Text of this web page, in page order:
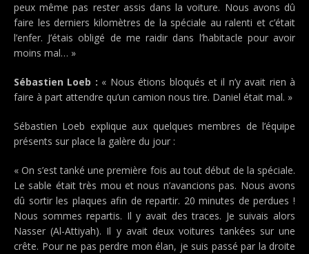
peux même pas rester assis dans la voiture. Nous avons dû
faire les derniers kilomètres de la spéciale au ralenti et c’était
l’enfer. J’étais obligé de me raidir dans l’habitacle pour avoir
moins mal… »
Sébastien Loeb : « Nous étions bloqués et il n’y avait rien à
faire à part attendre qu’un camion nous tire. Daniel était mal. »
Sébastien Loeb explique aux quelques membres de l’équipe
présents sur place la galère du jour :
« On s’est tanké une première fois au tout début de la spéciale.
Le sable était très mou et nous n’avancions pas. Nous avons
dû sortir les plaques afin de repartir. 20 minutes de perdues !
Nous sommes repartis. Il y avait des traces. Je suivais alors
Nasser (Al-Attiyah). Il y avait deux voitures tankées sur une
crête. Pour ne pas perdre mon élan, je suis passé par la droite